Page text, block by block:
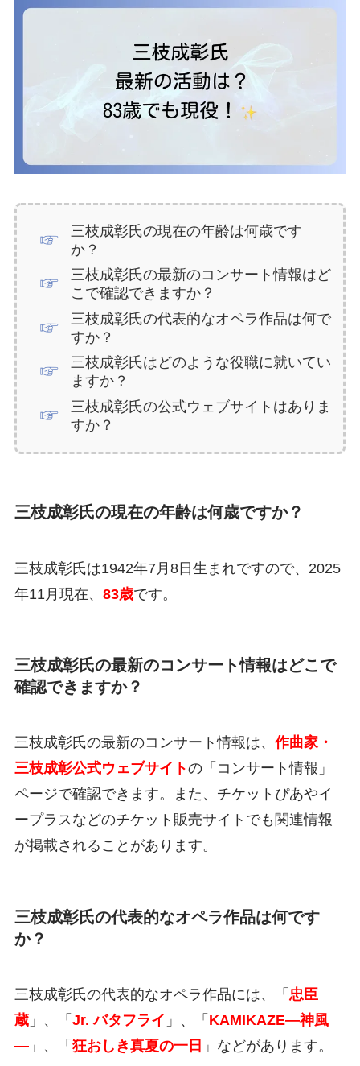
三枝成彰氏の現在の年齢は何歳です
か？
三枝成彰氏の最新のコンサート情報はど
こで確認できますか？
三枝成彰氏の代表的なオペラ作品は何で
すか？
三枝成彰氏はどのような役職に就いてい
ますか？
三枝成彰氏の公式ウェブサイトはありま
すか？
三枝成彰氏の現在の年齢は何歳ですか？
三枝成彰氏は1942年7月8日生まれですので、2025
年11月現在、 83歳です。
三枝成彰氏の最新のコンサート情報はどこで
確認できますか？
三枝成彰氏の最新のコンサート情報は、作曲家・
三枝成彰公式ウェブサイトの「コンサート情報」
ページで確認できます。また、チケットぴあやイ
ープラスなどのチケット販売サイトでも関連情報
が掲載されることがあります。
三枝成彰氏の代表的なオペラ作品は何です
か？
三枝成彰氏の代表的なオペラ作品には、「 忠臣
蔵」、「 Jr. バタフライ 」、「 KAMIKAZE―神風
―」、「 狂おしき真夏の一日 」などがあります。